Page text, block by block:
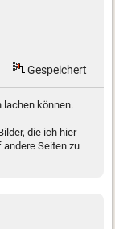
Gespeichert
lachen können.
die ich hier
Seiten zu